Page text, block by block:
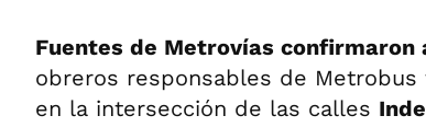
Fuentes de Metrovías confirmaron
obreros responsables de
en la intersección de las calles